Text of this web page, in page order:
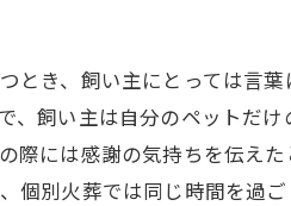
とき、飼い主にとっては言
、飼い主は自分のペットだけ
際には感謝の気持ちを伝え
個別火葬では同じ時間を過